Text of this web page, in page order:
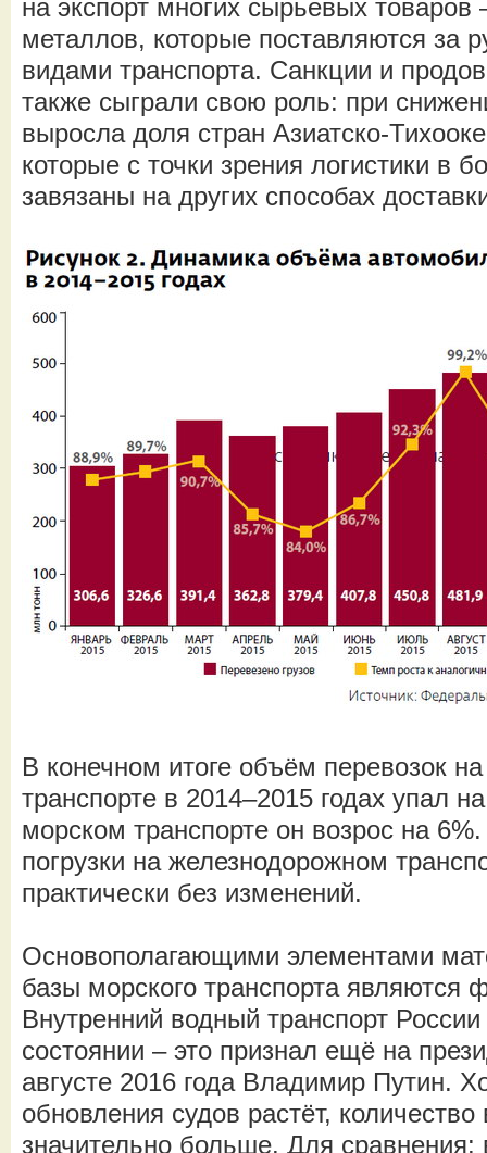
на экспорт многих сырьевых товаров
металлов, которые поставляются за
видами транспорта. Санкции и
также сыграли свою роль: при
выросла доля стран Азиатско-
которые с точки зрения логистики в
завязаны на других способах
В конечном итоге объём перевозок
транспорте в 2014–2015 годах упал
морском транспорте он возрос на
погрузки на железнодорожном
практически без изменений.
Основополагающими элементами
базы морского транспорта являются
Внутренний водный транспорт
состоянии – это признал ещё на
августе 2016 года Владимир Путин.
обновления судов растёт,
значительно больше. Для сравнения: